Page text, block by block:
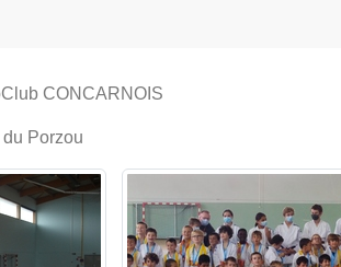
CONCARNOIS
Porzou